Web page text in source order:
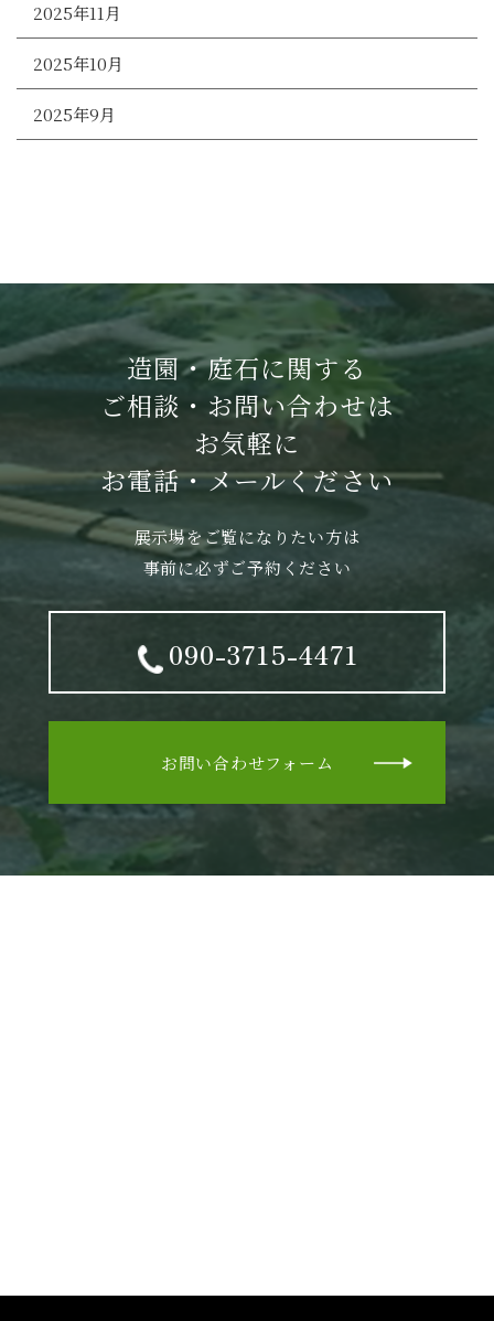
2025年11月
2025年10月
2025年9月
造園・庭石に関する
ご相談・お問い合わせは
お気軽に
お電話・メールください
展示場をご覧になりたい方は
事前に必ずご予約ください
090-3715-4471
お問い合わせフォーム